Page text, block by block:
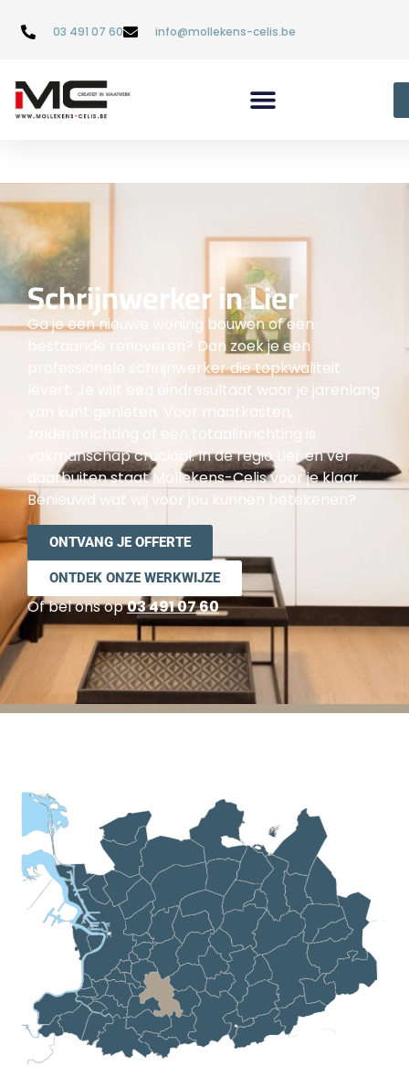
03 491 07 60 info@mollekens-celis.be
Schrijnwerker in Lier
Ga je een nieuwe woning bouwen of een
bestaande renoveren? Dan zoek je een
professionele schrijnwerker die topkwaliteit
levert. Je wilt een eindresultaat waar je jarenlang
van kunt genieten. Voor maatkasten,
zolderinrichting of een totaalinrichting is
vakmanschap cruciaal. In de regio Lier en ver
daarbuiten staat Mollekens-Celis voor je klaar.
Benieuwd wat wij voor jou kunnen betekenen?
ONTVANG JE OFFERTE
ONTDEK ONZE WERKWIJZE
Of bel ons op03 491 07 60